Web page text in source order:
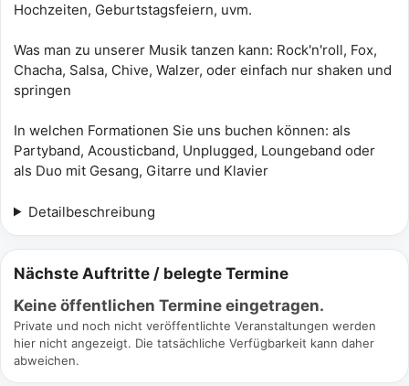
Hochzeiten, Geburtstagsfeiern, uvm.
Was man zu unserer Musik tanzen kann: Rock'n'roll, Fox,
Chacha, Salsa, Chive, Walzer, oder einfach nur shaken und
springen
In welchen Formationen Sie uns buchen können: als
Partyband, Acousticband, Unplugged, Loungeband oder
als Duo mit Gesang, Gitarre und Klavier
Detailbeschreibung
Nächste Auftritte / belegte Termine
Keine öffentlichen Termine eingetragen.
Private und noch nicht veröffentlichte Veranstaltungen werden
hier nicht angezeigt. Die tatsächliche Verfügbarkeit kann daher
abweichen.